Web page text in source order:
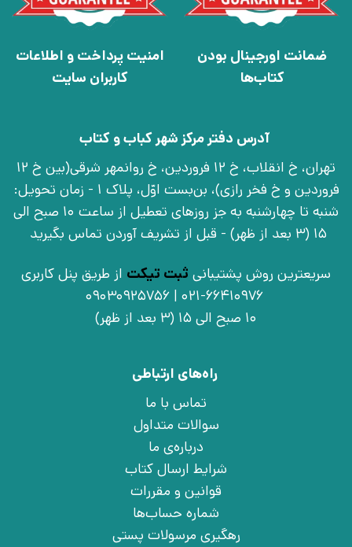
ضمانت اورجینال بودن
کتاب‌ها
امنیت پرداخت و اطلاعات
کاربران سایت
آدرس دفتر مرکز شهر کباب و کتاب
تهران، خ انقلاب، خ 12 فروردین، خ روانمهر شرقی(بین خ 12
فروردین و خ فخر رازی)، بن‌بست اوّل، پلاک 1 - زمان تحویل:
شنبه تا چهارشنبه به جز روزهای تعطیل از ساعت 10 صبح الی
15 (3 بعد از ظهر) - قبل از تشریف آوردن تماس بگیرید
سریعترین روش پشتیبانی ثبت تیکت از طریق پنل کاربری
021-66410976 | 09030925756
10 صبح الی 15 (3 بعد از ظهر)
راه‌های ارتباطی
تماس با ما
سوالات متداول
درباره‌ی ما
شرایط ارسال کتاب
قوانین و مقررات
شماره حساب‌ها
رهگیری مرسولات پستی